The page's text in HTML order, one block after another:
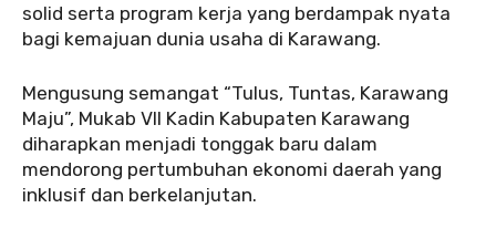
solid serta program kerja yang berdampak nyata
bagi kemajuan dunia usaha di Karawang.
‎‎Mengusung semangat “Tulus, Tuntas, Karawang
Maju”, Mukab VII Kadin Kabupaten Karawang
diharapkan menjadi tonggak baru dalam
mendorong pertumbuhan ekonomi daerah yang
inklusif dan berkelanjutan.